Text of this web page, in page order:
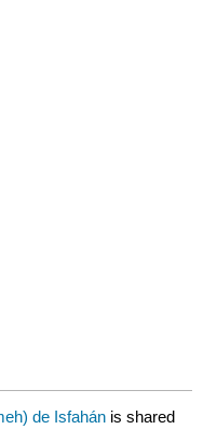
de Isfahán is shared